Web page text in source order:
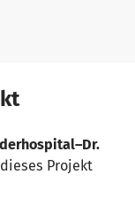
Projekt